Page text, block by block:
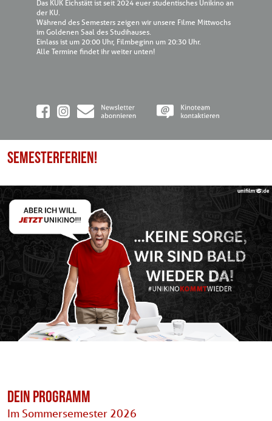
Das KUK Eichstätt ist seit 2024 euer studentisches Unikino an
der KU.
Während des Semesters zeigen wir unsere Filme Mittwochs
im Goldenen Saal des Studihauses.
Einlass ist um 20:00 Uhr, Filmbeginn um 20:30 Uhr.
Alle Termine findet ihr weiter unten!
SEMESTERFERIEN!
DEIN PROGRAMM
Im Sommersemester 2026